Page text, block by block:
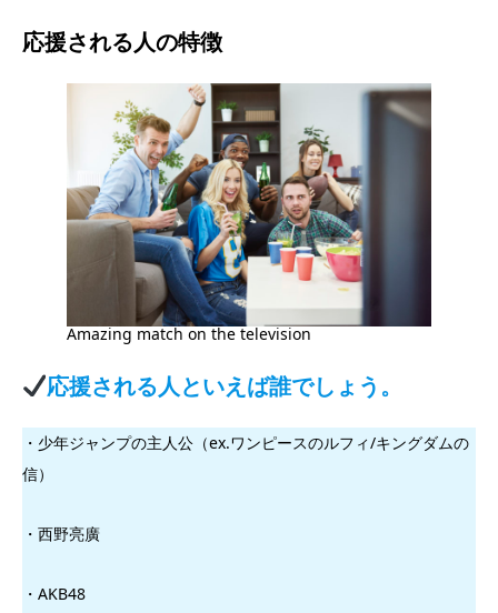
応援される人の特徴
Amazing match on the television
応援される人といえば誰でしょう。
・少年ジャンプの主人公（ex.ワンピースのルフィ/キングダムの
信）
・西野亮廣
・AKB48